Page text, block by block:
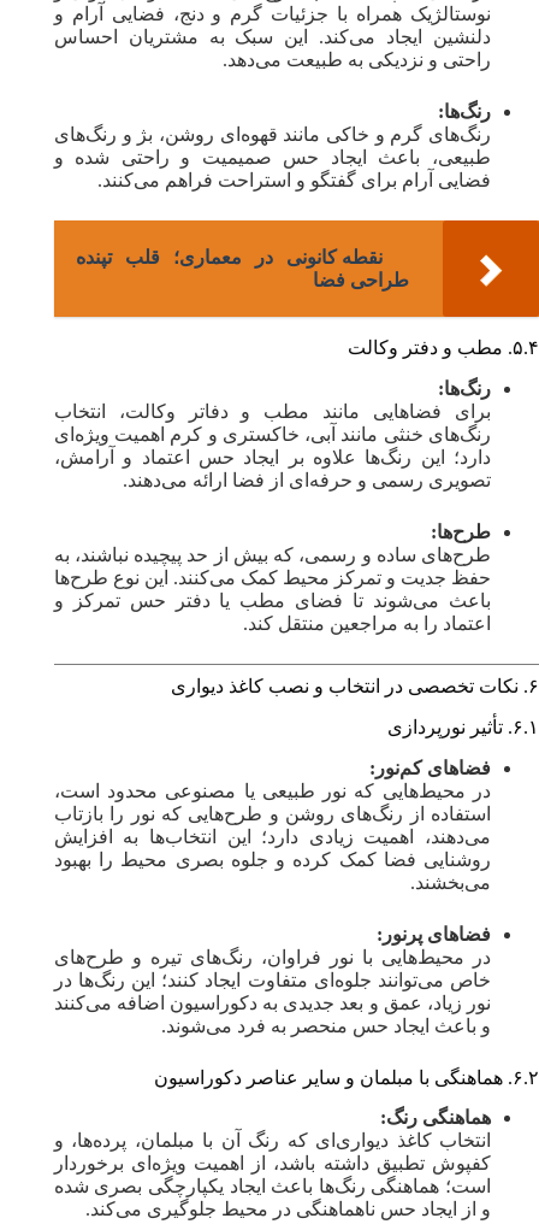
نوستالژیک همراه با جزئیات گرم و دنج، فضایی آرام و
دلنشین ایجاد می‌کند. این سبک به مشتریان احساس
راحتی و نزدیکی به طبیعت می‌دهد.
رنگ‌ها:
رنگ‌های گرم و خاکی مانند قهوه‌ای روشن، بژ و رنگ‌های
طبیعی، باعث ایجاد حس صمیمیت و راحتی شده و
فضایی آرام برای گفتگو و استراحت فراهم می‌کنند.
نقطه کانونی در معماری؛ قلب تپنده
طراحی فضا
۵.۴. مطب و دفتر وکالت
رنگ‌ها:
برای فضاهایی مانند مطب و دفاتر وکالت، انتخاب
رنگ‌های خنثی مانند آبی، خاکستری و کرم اهمیت ویژه‌ای
دارد؛ این رنگ‌ها علاوه بر ایجاد حس اعتماد و آرامش،
تصویری رسمی و حرفه‌ای از فضا ارائه می‌دهند.
طرح‌ها:
طرح‌های ساده و رسمی، که بیش از حد پیچیده نباشند، به
حفظ جدیت و تمرکز محیط کمک می‌کنند. این نوع طرح‌ها
باعث می‌شوند تا فضای مطب یا دفتر حس تمرکز و
اعتماد را به مراجعین منتقل کند.
۶. نکات تخصصی در انتخاب و نصب کاغذ دیواری
۶.۱. تأثیر نورپردازی
فضاهای کم‌نور:
در محیط‌هایی که نور طبیعی یا مصنوعی محدود است،
استفاده از رنگ‌های روشن و طرح‌هایی که نور را بازتاب
می‌دهند، اهمیت زیادی دارد؛ این انتخاب‌ها به افزایش
روشنایی فضا کمک کرده و جلوه بصری محیط را بهبود
می‌بخشند.
فضاهای پرنور:
در محیط‌هایی با نور فراوان، رنگ‌های تیره و طرح‌های
خاص می‌توانند جلوه‌ای متفاوت ایجاد کنند؛ این رنگ‌ها در
نور زیاد، عمق و بعد جدیدی به دکوراسیون اضافه می‌کنند
و باعث ایجاد حس منحصر به فرد می‌شوند.
۶.۲. هماهنگی با مبلمان و سایر عناصر دکوراسیون
هماهنگی رنگ:
انتخاب کاغذ دیواری‌ای که رنگ آن با مبلمان، پرده‌ها، و
کفپوش تطبیق داشته باشد، از اهمیت ویژه‌ای برخوردار
است؛ هماهنگی رنگ‌ها باعث ایجاد یکپارچگی بصری شده
و از ایجاد حس ناهماهنگی در محیط جلوگیری می‌کند.